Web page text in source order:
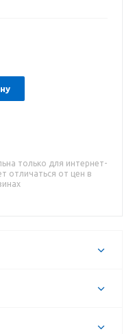
только для интернет-
отличаться от цен в